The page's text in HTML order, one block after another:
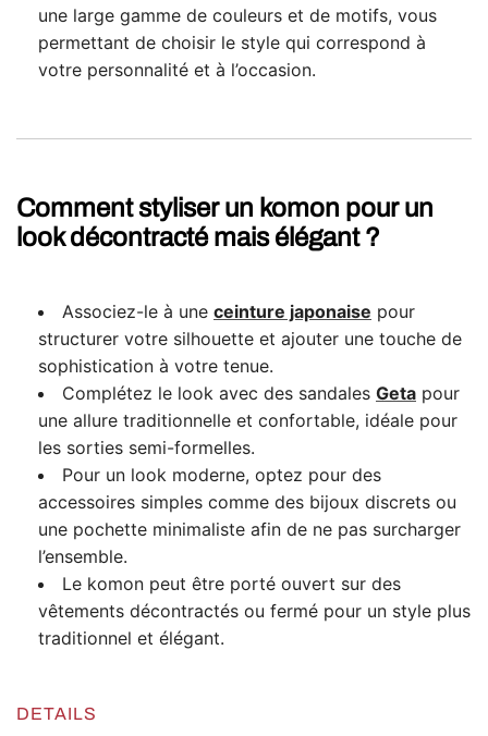
une large gamme de couleurs et de motifs, vous
permettant de choisir le style qui correspond à
votre personnalité et à l’occasion.
Comment styliser un komon pour un
look décontracté mais élégant ?
Associez-le à une ceinture japonaise pour
structurer votre silhouette et ajouter une touche de
sophistication à votre tenue.
Complétez le look avec des sandales Geta pour
une allure traditionnelle et confortable, idéale pour
les sorties semi-formelles.
Pour un look moderne, optez pour des
accessoires simples comme des bijoux discrets ou
une pochette minimaliste afin de ne pas surcharger
l’ensemble.
Le komon peut être porté ouvert sur des
vêtements décontractés ou fermé pour un style plus
traditionnel et élégant.
DETAILS